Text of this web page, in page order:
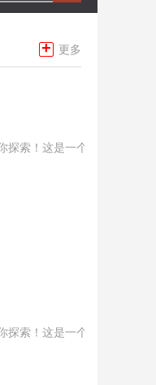
+ 更多
探索！这是一个小提示字段。
探索！这是一个小提示字段。